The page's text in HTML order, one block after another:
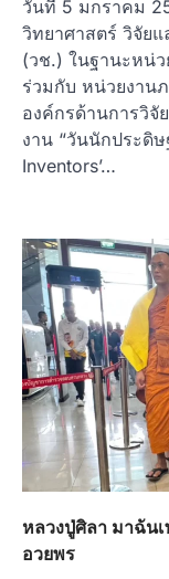
วันที่ 5 มกราคม
วิทยาศาสตร์ วิจัย
(วช.) ในฐานะหน่ว
ร่วมกับ หน่วยงาน
องค์กรด้านการวิ
งาน “วันนักประดิ
Inventors’…
หลวงปู่ศิลา มาฉัน
อวยพร